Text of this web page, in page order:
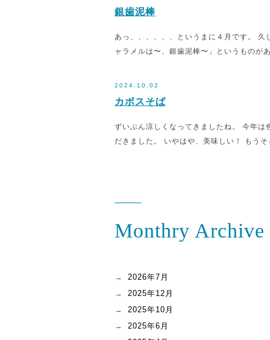
銀歯泥棒
あっ、、、、、、というまに４月です。
ャラメルは〜、銀歯泥棒〜」というもの
2024.10.02
カボスそば
ずいぶん涼しくなってきましたね。 今年
だきました。 いやはや、美味しい！ もう
Monthry Archive
2026年7月
2025年12月
2025年10月
2025年6月